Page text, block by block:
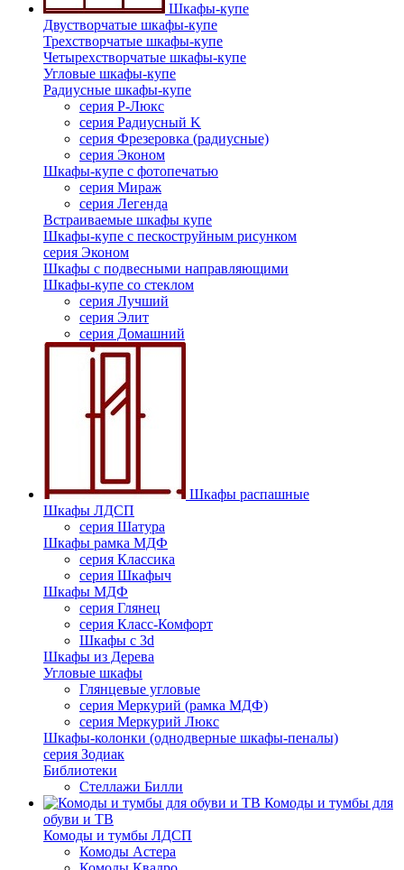
Шкафы-купе
Двустворчатые шкафы-купе
Трехстворчатые шкафы-купе
Четырехстворчатые шкафы-купе
Угловые шкафы-купе
Радиусные шкафы-купе
серия Р-Люкс
серия Радиусный K
серия Фрезеровка (радиусные)
серия Эконом
Шкафы-купе с фотопечатью
серия Мираж
серия Легенда
Встраиваемые шкафы купе
Шкафы-купе с пескоструйным рисунком
серия Эконом
Шкафы с подвесными направляющими
Шкафы-купе со стеклом
серия Лучший
серия Элит
серия Домашний
Шкафы распашные
Шкафы ЛДСП
серия Шатура
Шкафы рамка МДФ
серия Классика
серия Шкафыч
Шкафы МДФ
серия Глянец
серия Класс-Комфорт
Шкафы с 3d
Шкафы из Дерева
Угловые шкафы
Глянцевые угловые
серия Меркурий (рамка МДФ)
серия Меркурий Люкс
Шкафы-колонки (однодверные шкафы-пеналы)
серия Зодиак
Библиотеки
Стеллажи Билли
Комоды и тумбы для
обуви и ТВ
Комоды и тумбы ЛДСП
Комоды Астера